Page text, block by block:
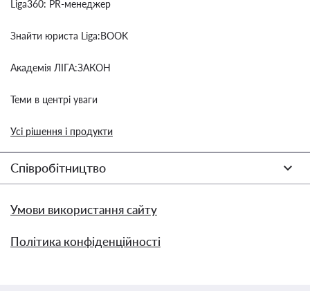
Liga360: PR-менеджер
Знайти юриста Liga:BOOK
Академія ЛІГА:ЗАКОН
Теми в центрі уваги
Усі рішення і продукти
Співробітництво
Умови використання сайту
Політика конфіденційності